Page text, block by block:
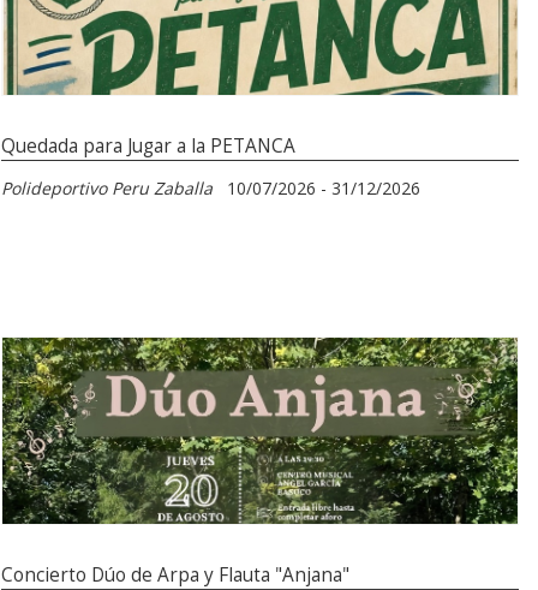
Quedada para Jugar a la PETANCA
Polideportivo Peru Zaballa 10/07/2026 - 31/12/2026
Concierto Dúo de Arpa y Flauta "Anjana"